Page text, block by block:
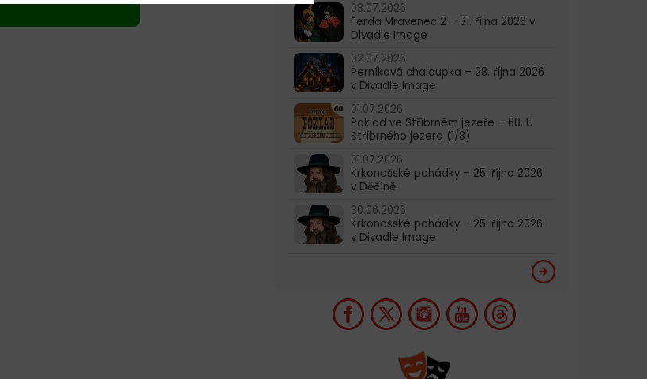
03.07.2026
Ferda Mravenec 2 – 31. října 2026 v
Divadle Image
02.07.2026
Perníková chaloupka – 28. října 2026
v Divadle Image
01.07.2026
Poklad ve Stříbrném jezeře – 60. U
Stříbrného jezera (1/8)
01.07.2026
Krkonošské pohádky – 25. října 2026
v Děčíně
30.06.2026
Krkonošské pohádky – 25. října 2026
v Divadle Image